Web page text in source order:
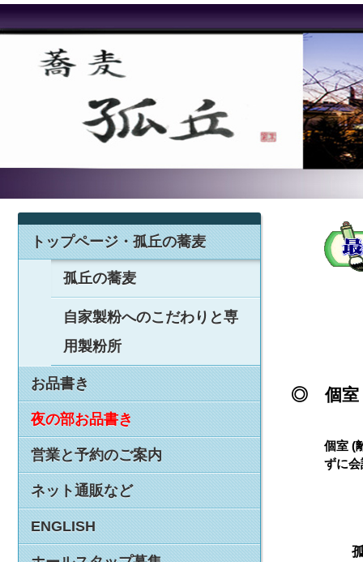
孤
個室 (
ずに
◎ 個室 (
トップページ・孤丘の蕎麦
孤丘の蕎麦
自家製粉へのこだわりと専
用製粉所
お品書き
夜の部お品書き
営業と予約のご案内
ネット通販など
ENGLISH